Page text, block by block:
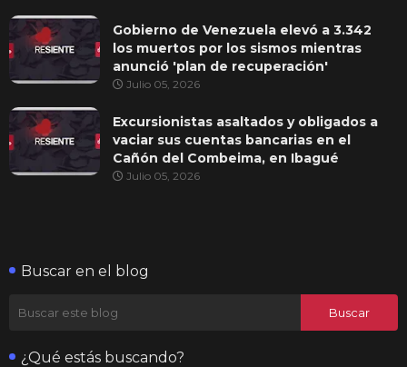
Gobierno de Venezuela elevó a 3.342
los muertos por los sismos mientras
anunció 'plan de recuperación'
Julio 05, 2026
Excursionistas asaltados y obligados a
vaciar sus cuentas bancarias en el
Cañón del Combeima, en Ibagué
Julio 05, 2026
Buscar en el blog
¿Qué estás buscando?